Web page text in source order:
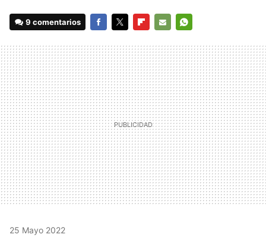
9 comentarios
MAIL
25 Mayo 2022